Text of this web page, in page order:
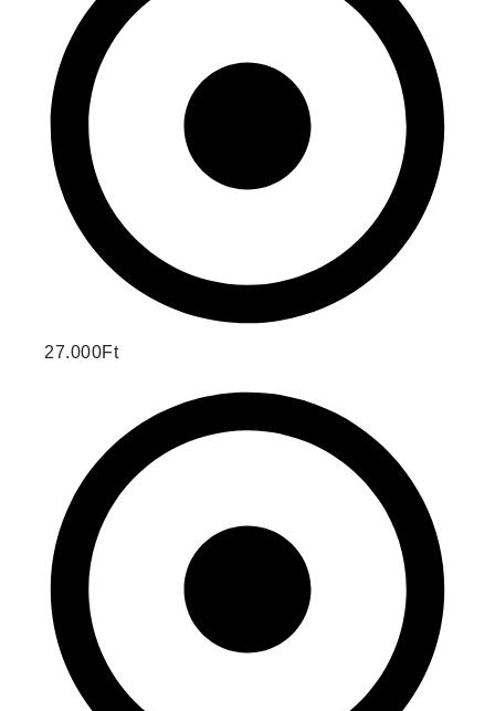
27.000Ft